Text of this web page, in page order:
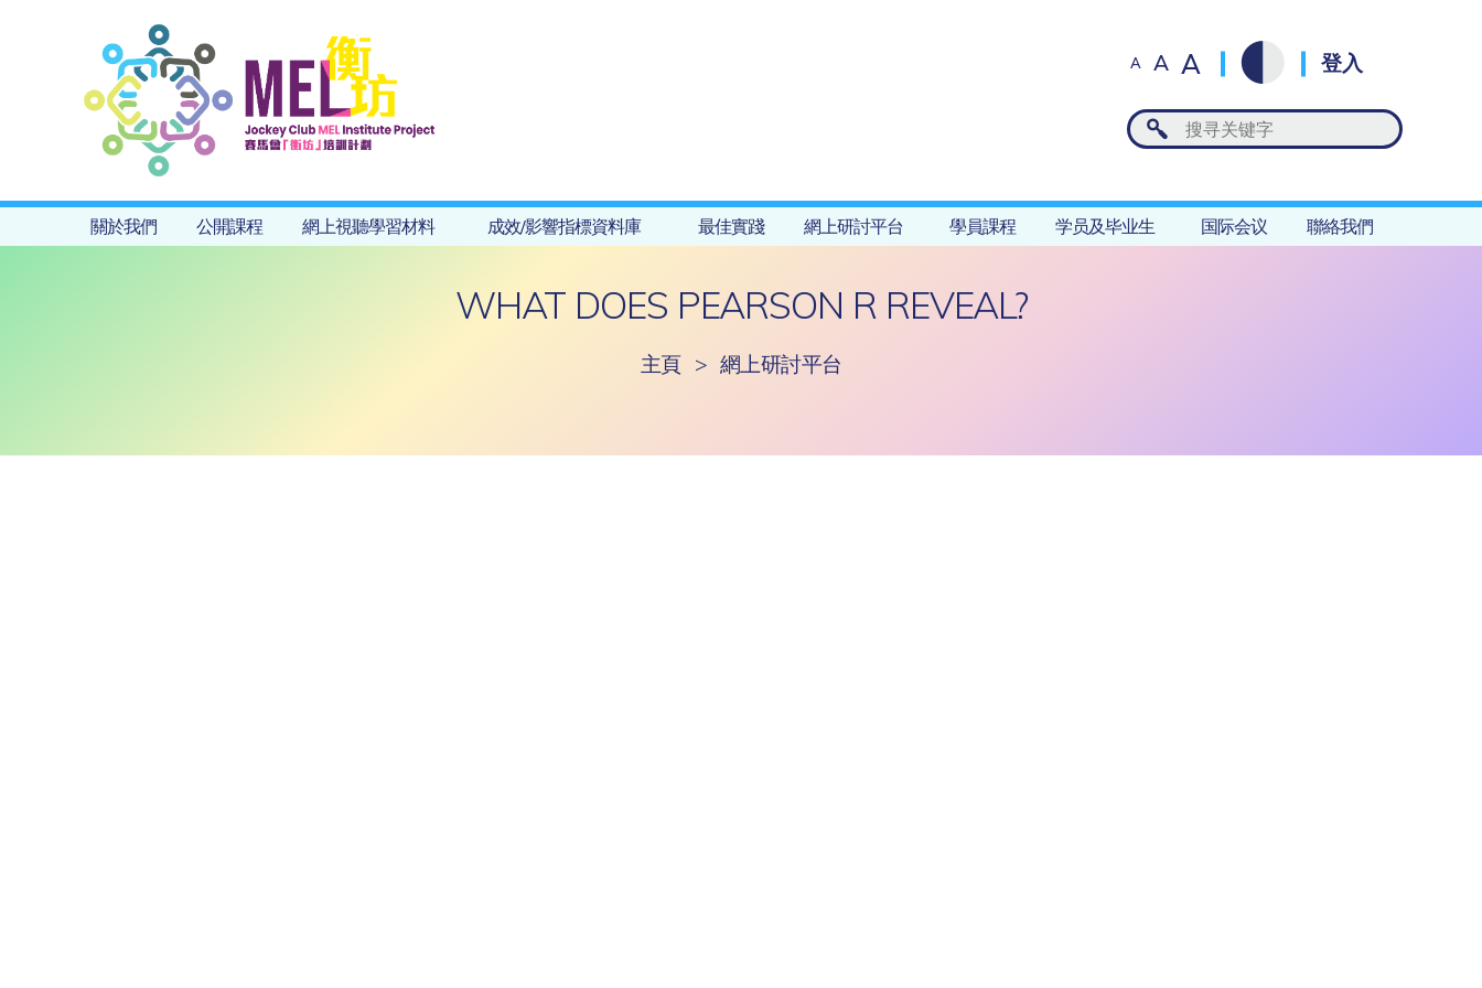
A A A 登入
關於我們 公開課程 網上視聽學習材料 成效/影響指標資料庫 最佳實踐 網上研討平台 學員課程 学员及毕业生 国际会议 聯絡我們
WHAT DOES PEARSON R REVEAL?
主頁 > 網上研討平台